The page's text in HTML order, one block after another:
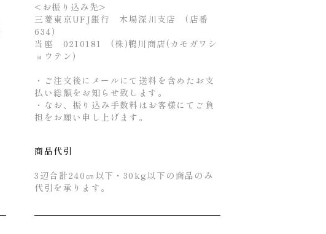
<お振り込み先>
三菱東京UFJ銀行 木場深川支店 (店番
634)
当座 0210181 (株)鴨川商店(カモガワシ
ョウテン)
・ご注文後にメールにて送料を含めたお支
払い総額をお知らせ致します。
・なお、振り込み手数料はお客様にてご負
担をお願い申し上げます。
商品代引
3辺合計240㎝以下・30kg以下の商品のみ
代引を承ります。